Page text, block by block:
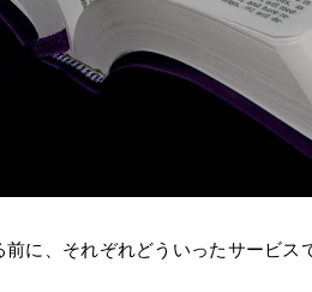
に、それぞれどういったサービス